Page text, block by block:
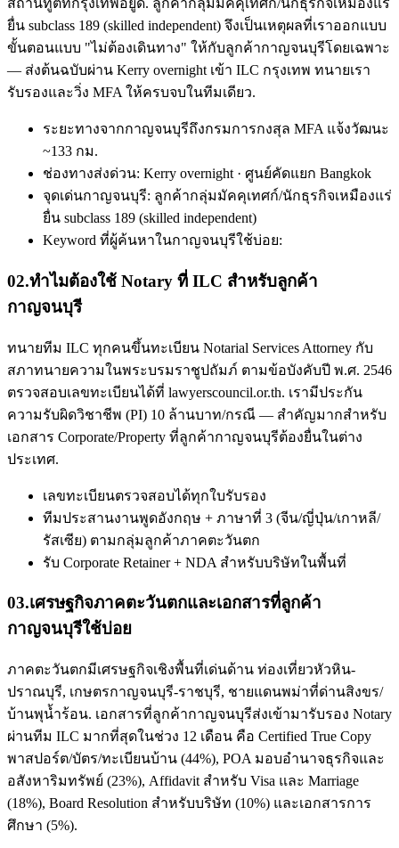
สถานทูตที่กรุงเทพอยู่ดี. ลูกค้ากลุ่มมัคคุเทศก์/นักธุรกิจเหมืองแร่
ยื่น subclass 189 (skilled independent) จึงเป็นเหตุผลที่เราออกแบบ
ขั้นตอนแบบ "ไม่ต้องเดินทาง" ให้กับลูกค้ากาญจนบุรีโดยเฉพาะ
— ส่งต้นฉบับผ่าน Kerry overnight เข้า ILC กรุงเทพ ทนายเรา
รับรองและวิ่ง MFA ให้ครบจบในทีมเดียว.
ระยะทางจากกาญจนบุรีถึงกรมการกงสุล MFA แจ้งวัฒนะ
~133 กม.
ช่องทางส่งด่วน: Kerry overnight · ศูนย์คัดแยก Bangkok
จุดเด่นกาญจนบุรี: ลูกค้ากลุ่มมัคคุเทศก์/นักธุรกิจเหมืองแร่
ยื่น subclass 189 (skilled independent)
Keyword ที่ผู้ค้นหาในกาญจนบุรีใช้บ่อย:
02.ทำไมต้องใช้ Notary ที่ ILC สำหรับลูกค้า
กาญจนบุรี
ทนายทีม ILC ทุกคนขึ้นทะเบียน Notarial Services Attorney กับ
สภาทนายความในพระบรมราชูปถัมภ์ ตามข้อบังคับปี พ.ศ. 2546
ตรวจสอบเลขทะเบียนได้ที่ lawyerscouncil.or.th. เรามีประกัน
ความรับผิดวิชาชีพ (PI) 10 ล้านบาท/กรณี — สำคัญมากสำหรับ
เอกสาร Corporate/Property ที่ลูกค้ากาญจนบุรีต้องยื่นในต่าง
ประเทศ.
เลขทะเบียนตรวจสอบได้ทุกใบรับรอง
ทีมประสานงานพูดอังกฤษ + ภาษาที่ 3 (จีน/ญี่ปุ่น/เกาหลี/
รัสเซีย) ตามกลุ่มลูกค้าภาคตะวันตก
รับ Corporate Retainer + NDA สำหรับบริษัทในพื้นที่
03.เศรษฐกิจภาคตะวันตกและเอกสารที่ลูกค้า
กาญจนบุรีใช้บ่อย
ภาคตะวันตกมีเศรษฐกิจเชิงพื้นที่เด่นด้าน ท่องเที่ยวหัวหิน-
ปราณบุรี, เกษตรกาญจนบุรี-ราชบุรี, ชายแดนพม่าที่ด่านสิงขร/
บ้านพุน้ำร้อน. เอกสารที่ลูกค้ากาญจนบุรีส่งเข้ามารับรอง Notary
ผ่านทีม ILC มากที่สุดในช่วง 12 เดือน คือ Certified True Copy
พาสปอร์ต/บัตร/ทะเบียนบ้าน (44%), POA มอบอำนาจธุรกิจและ
อสังหาริมทรัพย์ (23%), Affidavit สำหรับ Visa และ Marriage
(18%), Board Resolution สำหรับบริษัท (10%) และเอกสารการ
ศึกษา (5%).